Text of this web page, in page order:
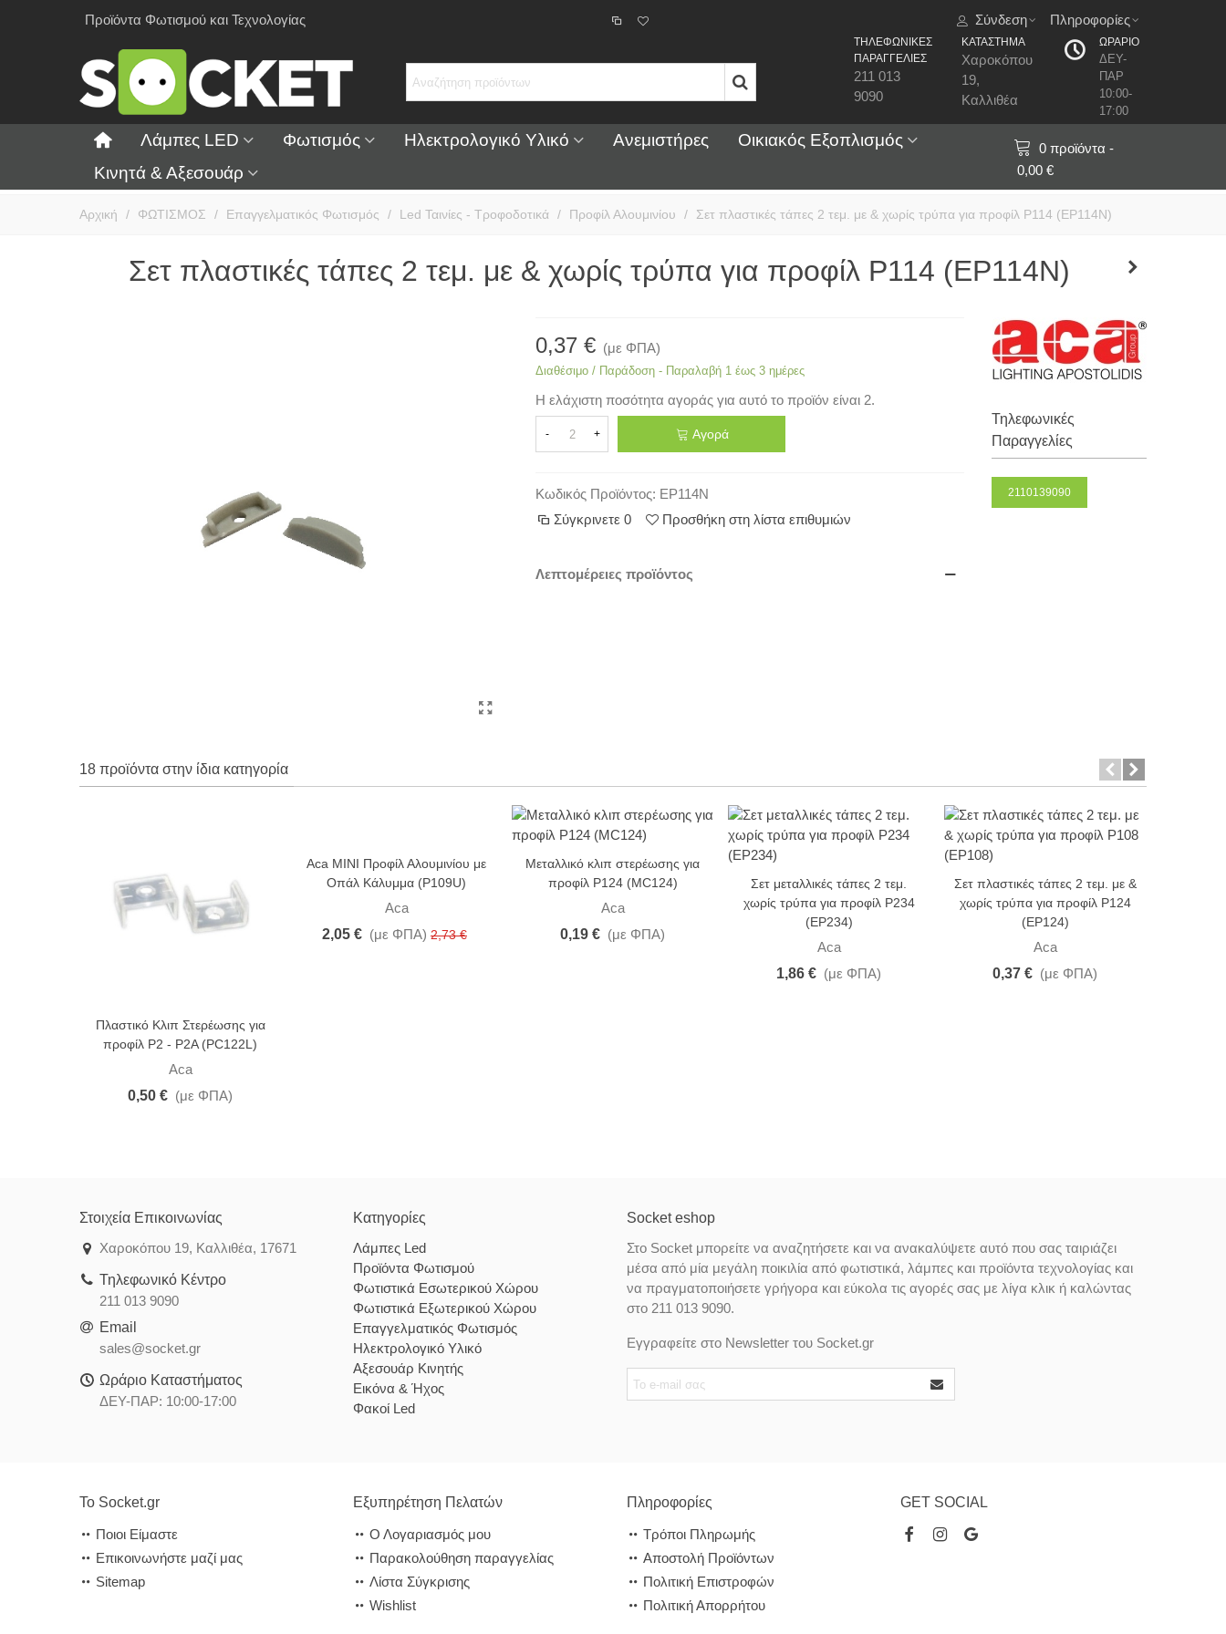
Προϊόντα Φωτισμού και Τεχνολογίας Σύνδεση Πληροφορίες
ΤΗΛΕΦΩΝΙΚΕΣ
ΠΑΡΑΓΓΕΛΙΕΣ
211 013
9090
ΚΑΤΑΣΤΗΜΑ
Χαροκόπου
19,
Καλλιθέα
ΩΡΑΡΙΟ
ΔΕΥ-
ΠΑΡ
10:00-
17:00
Λάμπες LED Φωτισμός Ηλεκτρολογικό Υλικό Ανεμιστήρες
Οικιακός Εξοπλισμός
Κινητά & Αξεσουάρ
0 προϊόντα -
0,00 €
Αρχική / ΦΩΤΙΣΜΟΣ / Επαγγελματικός Φωτισμός / Led Ταινίες - Τροφοδοτικά / Προφίλ Αλουμινίου / Σετ πλαστικές τάπες 2 τεμ. με & χωρίς τρύπα για προφίλ P114 (EP114N)
Σετ πλαστικές τάπες 2 τεμ. με & χωρίς τρύπα για προφίλ P114 (EP114N)
0,37 € (με ΦΠΑ)
Διαθέσιμο / Παράδοση - Παραλαβή 1 έως 3 ημέρες
Η ελάχιστη ποσότητα αγοράς για αυτό το προϊόν είναι 2.
- + Αγορά
Κωδικός Προϊόντος: EP114N
Σύγκρινετε 0 Προσθήκη στη λίστα επιθυμιών
Λεπτομέρειες προϊόντος
Τηλεφωνικές
Παραγγελίες
2110139090
18 προϊόντα στην ίδια κατηγορία
Πλαστικό Κλιπ Στερέωσης για
προφίλ P2 - P2A (PC122L)
Aca
0,50 € (με ΦΠΑ)
-25%
Aca MINI Προφίλ Αλουμινίου με
Οπάλ Κάλυμμα (P109U)
Aca
2,05 € (με ΦΠΑ) 2,73 €
Μεταλλικό κλιπ στερέωσης για
προφίλ P124 (MC124)
Aca
0,19 € (με ΦΠΑ)
Σετ μεταλλικές τάπες 2 τεμ.
χωρίς τρύπα για προφίλ P234
(EP234)
Aca
1,86 € (με ΦΠΑ)
Σετ πλαστικές τάπες 2 τεμ. με &
χωρίς τρύπα για προφίλ P124
(EP124)
Aca
0,37 € (με ΦΠΑ)
Στοιχεία Επικοινωνίας
Χαροκόπου 19, Καλλιθέα, 17671
Τηλεφωνικό Κέντρο
211 013 9090
Email
sales@socket.gr
Ωράριο Καταστήματος
ΔΕΥ-ΠΑΡ: 10:00-17:00
Κατηγορίες
Λάμπες Led
Προϊόντα Φωτισμού
Φωτιστικά Εσωτερικού Χώρου
Φωτιστικά Εξωτερικού Χώρου
Επαγγελματικός Φωτισμός
Ηλεκτρολογικό Υλικό
Αξεσουάρ Κινητής
Εικόνα & Ήχος
Φακοί Led
Socket eshop
Στο Socket μπορείτε να αναζητήσετε και να ανακαλύψετε αυτό που σας ταιριάζει
μέσα από μία μεγάλη ποικιλία από φωτιστικά, λάμπες και προϊόντα τεχνολογίας και
να πραγματοποιήσετε γρήγορα και εύκολα τις αγορές σας με λίγα κλικ ή καλώντας
στο 211 013 9090.
Εγγραφείτε στο Newsletter του Socket.gr
Το Socket.gr
Ποιοι Είμαστε
Επικοινωνήστε μαζί μας
Sitemap
Εξυπηρέτηση Πελατών
Ο Λογαριασμός μου
Παρακολούθηση παραγγελίας
Λίστα Σύγκρισης
Wishlist
Πληροφορίες
Τρόποι Πληρωμής
Αποστολή Προϊόντων
Πολιτική Επιστροφών
Πολιτική Απορρήτου
GET SOCIAL